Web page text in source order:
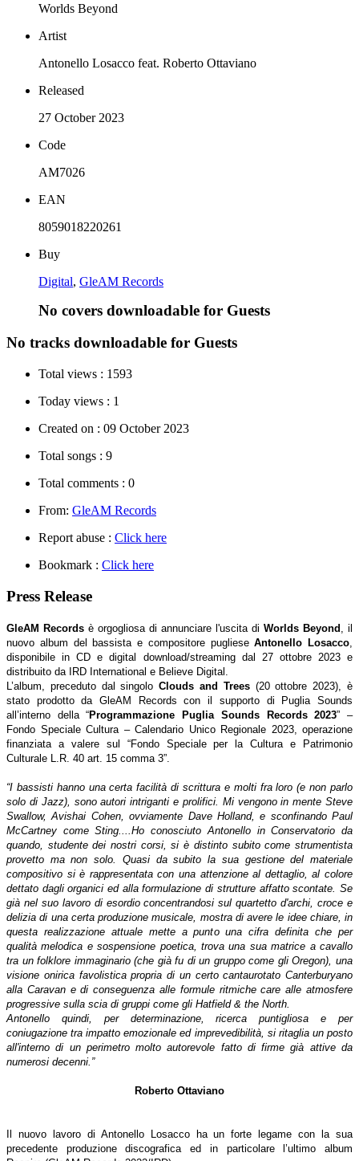
Worlds Beyond
Artist
Antonello Losacco feat. Roberto Ottaviano
Released
27 October 2023
Code
AM7026
EAN
8059018220261
Buy
Digital, GleAM Records
No covers downloadable for Guests
No tracks downloadable for Guests
Total views : 1593
Today views : 1
Created on : 09 October 2023
Total songs : 9
Total comments : 0
From: GleAM Records
Report abuse : Click here
Bookmark : Click here
Press Release
GleAM Records è orgogliosa di annunciare l'uscita di Worlds Beyond , il
nuovo album del bassista e compositore puglieseAntonello Losacco
disponibile in CD e digital download/streaming dal 27 ottobre 2023 e
distribuito da IRD International e Believe Digital.
L’album, preceduto dal singolo Clouds and Trees (20 ottobre 2023), è
stato prodotto da GleAM Records con il supporto di Puglia Sounds
all’interno della “Programmazione Puglia Sounds Records 2023” –
Fondo Speciale Cultura – Calendario Unico Regionale 2023, operazione
finanziata a valere sul “Fondo Speciale per la Cultura e Patrimonio
Culturale L.R. 40 art. 15 comma 3”.
“I bassisti hanno una certa facilità di scrittura e molti fra loro (e non parlo
solo di Jazz), sono autori intriganti e prolifici. Mi vengono in mente Steve
Swallow, Avishai Cohen, ovviamente Dave Holland, e sconfinando Paul
McCartney come Sting....Ho conosciuto Antonello in Conservatorio da
quando, studente dei nostri corsi, si è distinto subito come strumentista
provetto ma non solo. Quasi da subito la sua gestione del materiale
compositivo si è rappresentata con una attenzione al dettaglio, al colore
dettato dagli organici ed alla formulazione di strutture affatto scontate. Se
già nel suo lavoro di esordio concentrandosi sul quartetto d'archi, croce e
delizia di una certa produzione musicale, mostra di avere le idee chiare, in
questa realizzazione attuale mette a punto una cifra definita che per
qualità melodica e sospensione poetica, trova una sua matrice a cavallo
tra un folklore immaginario (che già fu di un gruppo come gli Oregon), una
visione onirica favolistica propria di un certo cantaurotato Canterburyano
alla Caravan e di conseguenza alle formule ritmiche care alle atmosfere
progressive sulla scia di gruppi come gli Hatfield & the North.
Antonello quindi, per determinazione, ricerca puntigliosa e per
coniugazione tra impatto emozionale ed imprevedibilità, si ritaglia un posto
all'interno di un perimetro molto autorevole fatto di firme già attive da
numerosi decenni.”
Roberto Ottaviano
Il nuovo lavoro di Antonello Losacco ha un forte legame con la sua
precedente produzione discografica ed in particolare l’ultimo album